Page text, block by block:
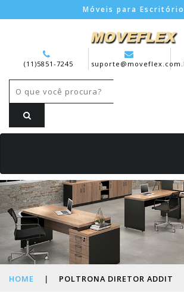
Móveis para Escritório
(11)5851-7245
HOME | POLTRONA DIRETOR ADDIT